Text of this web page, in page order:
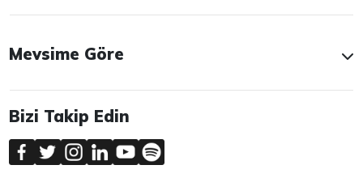
Mevsime Göre
Bizi Takip Edin